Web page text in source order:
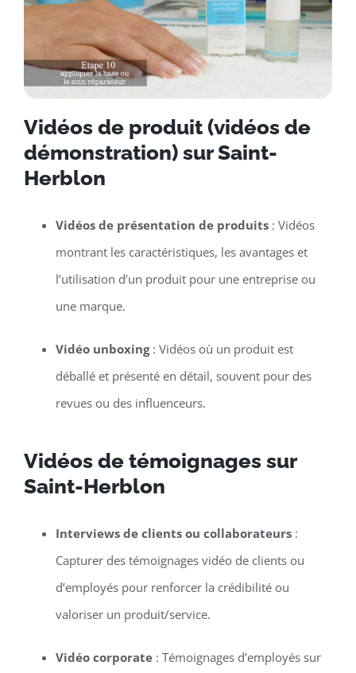
Vidéos de produit (vidéos de
démonstration) sur Saint-
Herblon
Vidéos de présentation de produits: Vidéos
montrant les caractéristiques, les avantages et
l’utilisation d’un produit pour une entreprise ou
une marque.
Vidéo unboxing: Vidéos où un produit est
déballé et présenté en détail, souvent pour des
revues ou des influenceurs.
Vidéos de témoignages sur
Saint-Herblon
Interviews de clients ou collaborateurs:
Capturer des témoignages vidéo de clients ou
d’employés pour renforcer la crédibilité ou
valoriser un produit/service.
Vidéo corporate: Témoignages d’employés sur